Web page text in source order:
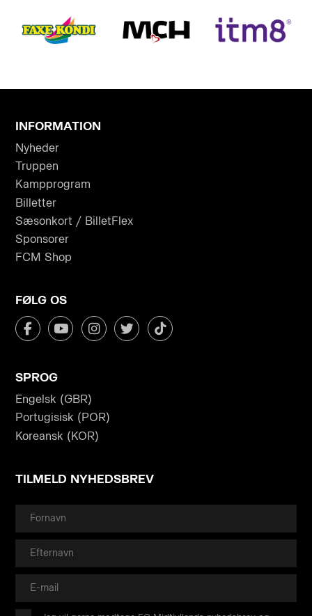
INFORMATION
Nyheder
Truppen
Kampprogram
Billetter
Sæsonkort / BilletFlex
Sponsorer
FCM Shop
FØLG OS
SPROG
Engelsk (GBR)
Portugisisk (POR)
Koreansk (KOR)
TILMELD NYHEDSBREV